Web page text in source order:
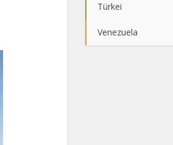
Türkei
Venezuela